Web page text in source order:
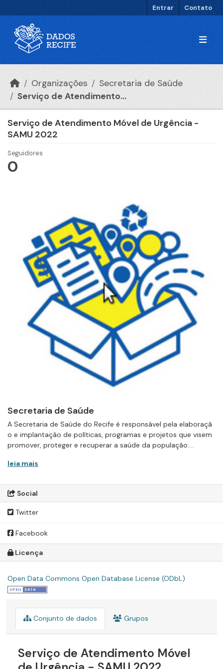
Entrar Contato
Organizações
Secretaria de Saúde
Serviço de Atendimento...
Serviço de Atendimento Móvel de Urgência -
SAMU 2022
Seguidores
0
Secretaria de Saúde
A Secretaria de Saúde do Recife é responsável pela elaboraçã
o e implantação de políticas, programas e projetos que visem
promover, proteger e recuperar a saúde da população....
leia mais
Social
Twitter
Facebook
Licença
Open Data Commons Open Database License (ODbL)
Conjunto de dados Grupos
Serviço de Atendimento Móvel